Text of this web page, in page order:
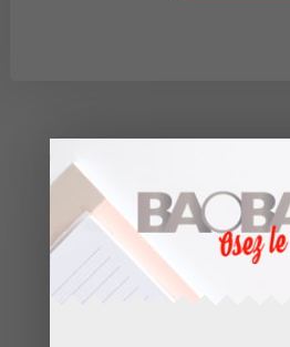
Derniers articles
Réimpression du